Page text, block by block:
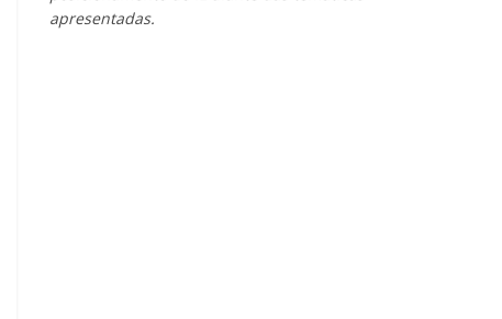
apresentadas.